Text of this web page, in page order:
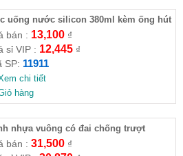
uống nước silicon 380ml kèm ống hút
bán : 13,100₫
sỉ VIP : 12,445₫
SP: 11911
chi tiết
hàng
nhựa vuông có đai chống trượt
bán : 31,500₫